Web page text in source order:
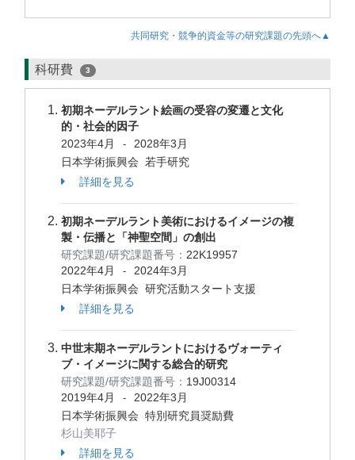
共同研究・競争的資金等の研究課題の先頭へ▲
科研費 3
初期ネーデルラント絵画の受容の変遷と文化
的・社会的因子
2023年4月
-
2028年3月
日本学術振興会 若手研究
詳細を見る
初期ネーデルラント美術におけるイメージの複
製・伝播と「神聖空間」の創出
研究課題/研究課題番号： 22K19957
2022年4月
-
2024年3月
日本学術振興会 研究活動スタート支援
詳細を見る
中世末期ネーデルラントにおけるヴォーティ
ブ・イメージに関する総合的研究
研究課題/研究課題番号： 19J00314
2019年4月
-
2022年3月
日本学術振興会 特別研究員奨励費
杉山美耶子
詳細を見る